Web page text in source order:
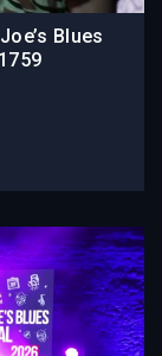
Blues